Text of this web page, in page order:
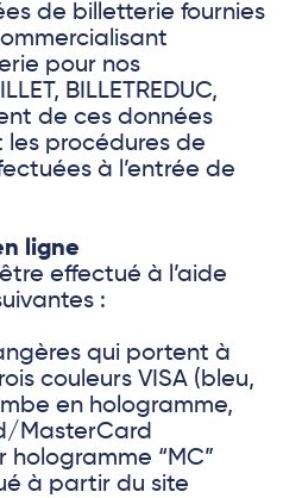
de billetterie fournies
pour nos
BILLETREDUC,
de ces données
procédures de
à l’entrée de
ligne
effectué à l’aide
:
qui portent à
couleurs VISA (bleu,
en hologramme,
MasterCard
hologramme “MC”
à partir du site